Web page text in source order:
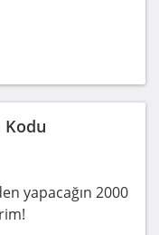
yapacağın 2000